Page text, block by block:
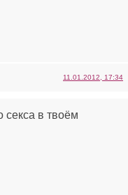
11.01.2012, 17:34
секса в твоём